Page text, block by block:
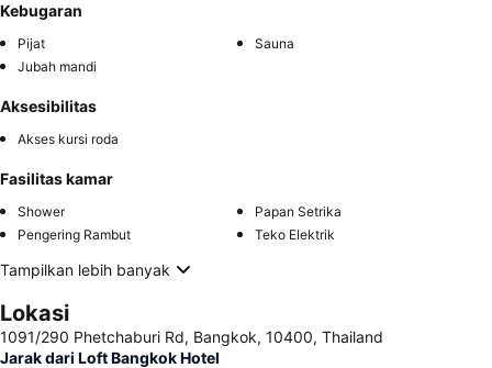
Kebugaran
Pijat
Sauna
Jubah mandi
Aksesibilitas
Akses kursi roda
Fasilitas kamar
Shower
Papan Setrika
Pengering Rambut
Teko Elektrik
Tampilkan lebih banyak
Lokasi
1091/290 Phetchaburi Rd, Bangkok, 10400, Thailand
Jarak dari Loft Bangkok Hotel